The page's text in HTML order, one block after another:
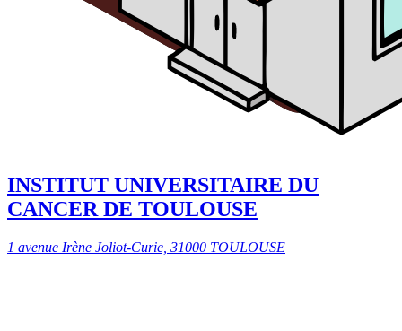
INSTITUT UNIVERSITAIRE DU
CANCER DE TOULOUSE
1 avenue Irène Joliot-Curie, 31000 TOULOUSE